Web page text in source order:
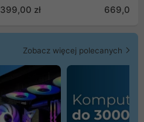
399,00 zł 669,00
Zobacz więcej polecanych